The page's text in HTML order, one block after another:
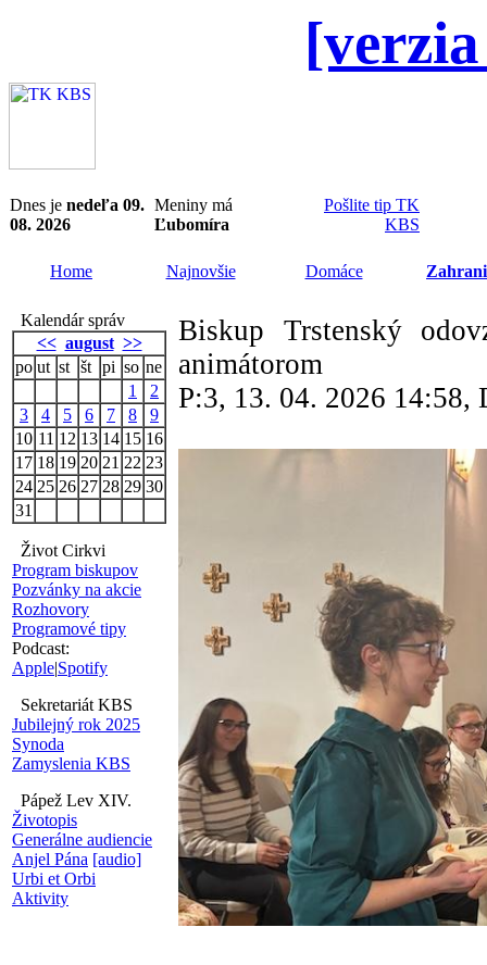
Dnes je nedeľa 09.
08. 2026
Meniny má
Ľubomíra
Pošlite tip TK
KBS
Home Najnovšie Domáce
Kalendár správ
<< august >>
po ut st št pi so ne
1
2
3
4 5 6 7 8
9
10 11 12 13 14 15 16
17 18 19 20 21 22 23
24 25 26 27 28 29 30
31
Život Cirkvi
Program biskupov
Pozvánky na akcie
Rozhovory
Programové tipy
Podcast:
Apple|Spotify
Sekretariát KBS
Jubilejný rok 2025
Synoda
Zamyslenia KBS
Pápež Lev XIV.
Životopis
Generálne audiencie
Anjel Pána [audio]
Urbi et Orbi
Aktivity
Biskup Trstenský
animátorom
P:3, 13. 04. 2026 14:58,